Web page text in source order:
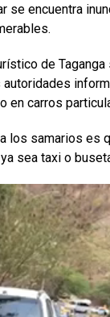
se encuentra
de Taganga
en carros
los samarios es
sea taxi o